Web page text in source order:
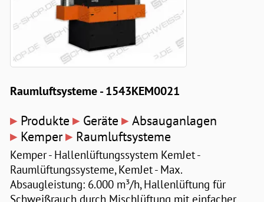
Raumluftsysteme - 1543KEM0021
▸ Produkte ▸ Geräte ▸ Absauganlagen
▸ Kemper▸ Raumluftsysteme
Kemper - Hallenlüftungssystem KemJet -
Raumlüftungssysteme, KemJet - Max.
Absaugleistung: 6.000 m³/h, Hallenlüftung für
Schweißrauch durch Mischlüftung mit einfacher